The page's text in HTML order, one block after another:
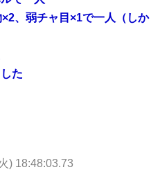
、弱チャ目×1で一人（しか
た
) 18:48:03.73